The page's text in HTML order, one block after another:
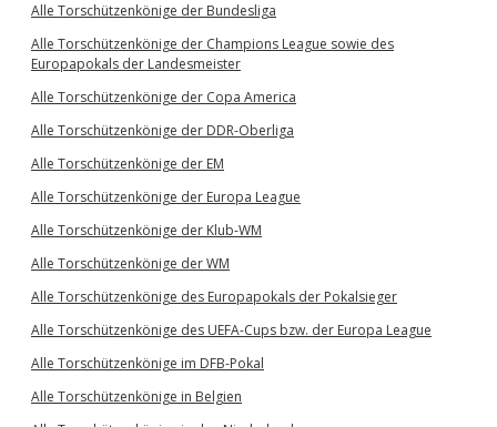
Alle Torschützenkönige der Bundesliga
Alle Torschützenkönige der Champions League sowie des
Europapokals der Landesmeister
Alle Torschützenkönige der Copa America
Alle Torschützenkönige der DDR-Oberliga
Alle Torschützenkönige der EM
Alle Torschützenkönige der Europa League
Alle Torschützenkönige der Klub-WM
Alle Torschützenkönige der WM
Alle Torschützenkönige des Europapokals der Pokalsieger
Alle Torschützenkönige des UEFA-Cups bzw. der Europa League
Alle Torschützenkönige im DFB-Pokal
Alle Torschützenkönige in Belgien